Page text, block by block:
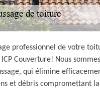
professionnel de votre
Couverture! Nous
qui élimine
et débris compromettant la